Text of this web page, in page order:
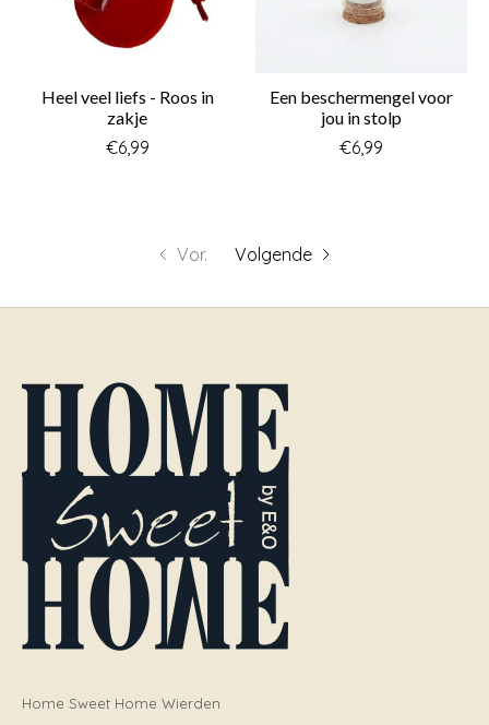
Heel veel liefs - Roos in
zakje
€6,99
Een beschermengel voor
jou in stolp
€6,99
Vor. Volgende
Home Sweet Home Wierden